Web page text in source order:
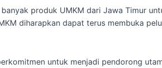
produk UMKM dari Jawa Timur
diharapkan dapat terus membuka
untuk menjadi pendorong